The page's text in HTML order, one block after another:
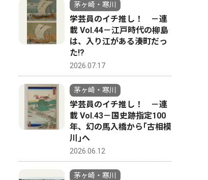
茅ヶ崎・寒川
学芸員のイチ推し！ －連
載 Vol.44－江戸時代の柳島
は、入り江がある湊町だっ
た!?
2026.07.17
茅ヶ崎・寒川
学芸員のイチ推し！ －連
載 Vol.43－国史跡指定100
年、幻の馬入橋から｢古相模
川｣へ
2026.06.12
茅ヶ崎・寒川